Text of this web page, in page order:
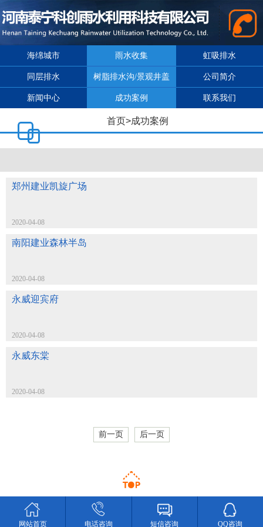
海绵城市 雨水收集 虹吸排水
同层排水 树脂排水沟/景观井盖 公司简介
新闻中心 成功案例 联系我们
首页>成功案例
郑州建业凯旋广场
2020-04-08
南阳建业森林半岛
2020-04-08
永威迎宾府
2020-04-08
永威东棠
2020-04-08
前一页 后一页
网站首页 电话咨询 短信咨询 QQ咨询